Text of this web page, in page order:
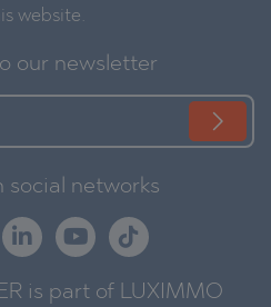
website.
our newsletter
social networks
is part of LUXIMMO